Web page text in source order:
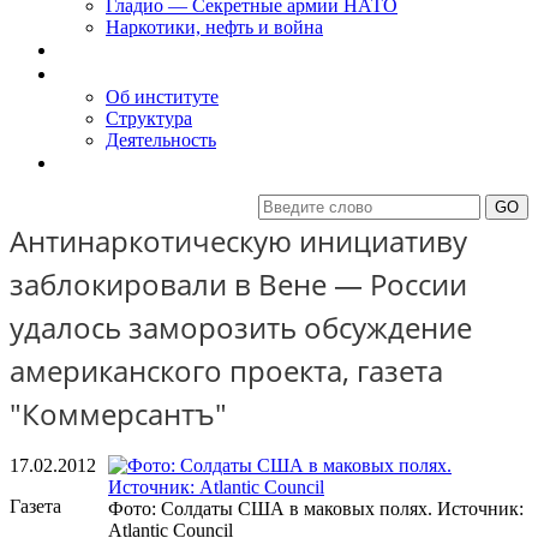
Гладио — Секретные армии НАТО
Наркотики, нефть и война
Об институте
Структура
Деятельность
Антинаркотическую инициативу
заблокировали в Вене — России
удалось заморозить обсуждение
американского проекта, газета
"Коммерсантъ"
17.02.2012
Фото: Солдаты США в маковых полях. Источник:
Atlantic Council
Газета